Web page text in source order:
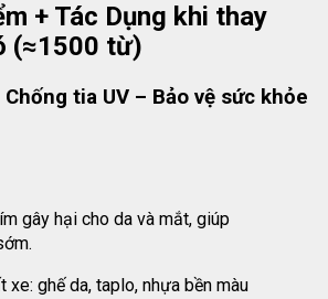
+ Tác Dụng khi thay
(≈1500 từ)
tia UV – Bảo vệ sức khỏe
gây hại cho da và mắt, giúp
xe: ghế da, taplo, nhựa bền màu